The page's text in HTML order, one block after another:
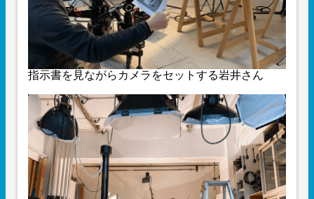
指示書を見ながらカメラをセットする岩井さん